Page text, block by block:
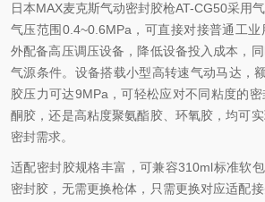
日本MAX麦克斯气动密封胶枪AT-CG50采用
气压范围0.4~0.6MPa，可直接对接普通工
外配备高压调压设备，降低设备投入成本，
气源条件。设备搭载小型高转速气动马达，
胶压力可达9MPa，可轻松应对不同粘度的
酮胶，还是高粘度聚氨酯胶、环氧胶，均可
密封需求。
适配密封胶规格丰富，可兼容310ml标准软
密封胶，无需更换枪体，只需更换对应适配